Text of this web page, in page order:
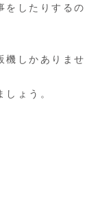
をしたりするの
機しかありませ
ょう。